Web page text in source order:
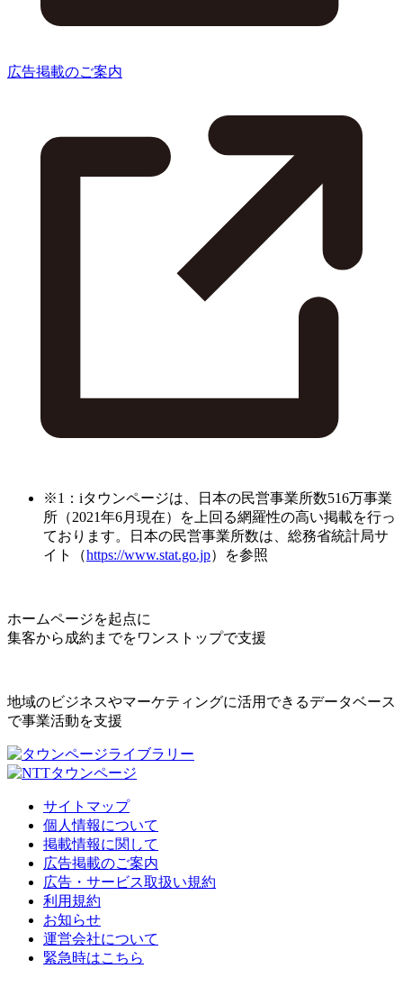
広告掲載のご案内
※1：iタウンページは、日本の民営事業所数516万事業
所（2021年6月現在）を上回る網羅性の高い掲載を行っ
ております。日本の民営事業所数は、総務省統計局サ
イト（https://www.stat.go.jp）を参照
ホームページを起点に
集客から成約までをワンストップで支援
地域のビジネスやマーケティングに活用できるデータベース
で事業活動を支援
サイトマップ
個人情報について
掲載情報に関して
広告掲載のご案内
広告・サービス取扱い規約
利用規約
お知らせ
運営会社について
緊急時はこちら